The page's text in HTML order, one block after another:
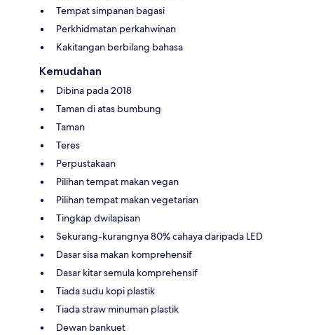
Tempat simpanan bagasi
Perkhidmatan perkahwinan
Kakitangan berbilang bahasa
Kemudahan
Dibina pada 2018
Taman di atas bumbung
Taman
Teres
Perpustakaan
Pilihan tempat makan vegan
Pilihan tempat makan vegetarian
Tingkap dwilapisan
Sekurang-kurangnya 80% cahaya daripada LED
Dasar sisa makan komprehensif
Dasar kitar semula komprehensif
Tiada sudu kopi plastik
Tiada straw minuman plastik
Dewan bankuet